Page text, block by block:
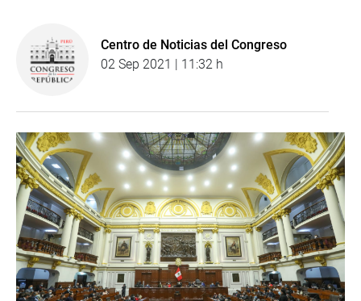
Centro de Noticias del Congreso
02 Sep 2021 | 11:32 h